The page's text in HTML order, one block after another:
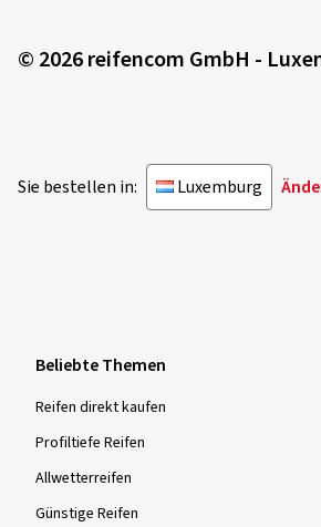
© 2026 reifencom GmbH -
Sie bestellen in: Luxemburg
Beliebte Themen
Reifen direkt kaufen
Profiltiefe Reifen
Allwetterreifen
Günstige Reifen